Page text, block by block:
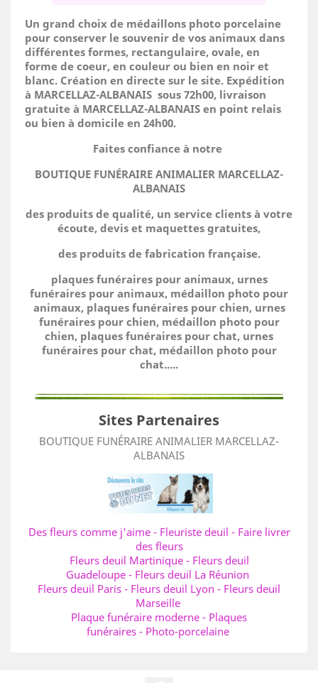
Un grand choix de médaillons photo porcelaine
pour conserver le souvenir de vos animaux dans
différentes formes, rectangulaire, ovale, en
forme de coeur, en couleur ou bien en noir et
blanc. Création en directe sur le site. Expédition
à MARCELLAZ-ALBANAIS sous 72h00, livraison
gratuite à MARCELLAZ-ALBANAIS en point relais
ou bien à domicile en 24h00.
Faites confiance à notre
BOUTIQUE FUNÉRAIRE ANIMALIER MARCELLAZ-
ALBANAIS
des produits de qualité, un service clients à votre
écoute, devis et maquettes gratuites,
des produits de fabrication française.
plaques funéraires pour animaux, urnes
funéraires pour animaux, médaillon photo pour
animaux, plaques funéraires pour chien, urnes
funéraires pour chien, médaillon photo pour
chien, plaques funéraires pour chat, urnes
funéraires pour chat, médaillon photo pour
chat.....
Sites Partenaires
BOUTIQUE FUNÉRAIRE ANIMALIER MARCELLAZ-
ALBANAIS
Des fleurs comme j'aime- Fleuriste deuil - Faire livrer
des fleurs
Fleurs deuil Martinique- Fleurs deuil
Guadeloupe - Fleurs deuil La Réunion
Fleurs deuil Paris - Fleurs deuil Lyon - Fleurs deuil
Marseille
Plaque funéraire moderne - Plaques
funéraires- Photo-porcelaine